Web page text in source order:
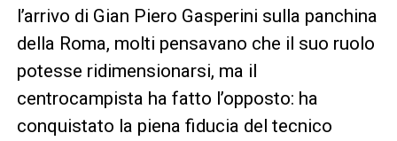
l’arrivo di Gian Piero Gasperini sulla panchina
della Roma, molti pensavano che il suo ruolo
potesse ridimensionarsi, ma il
centrocampista ha fatto l’opposto: ha
conquistato la piena fiducia del tecnico